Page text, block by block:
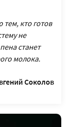
тем, кто готов
не
станет
молока.
Соколов